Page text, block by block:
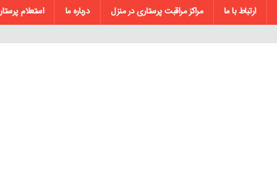
ارتباط با ما مراکز مراقبت پرستاری در منزل درباره ما استعلام پرستار